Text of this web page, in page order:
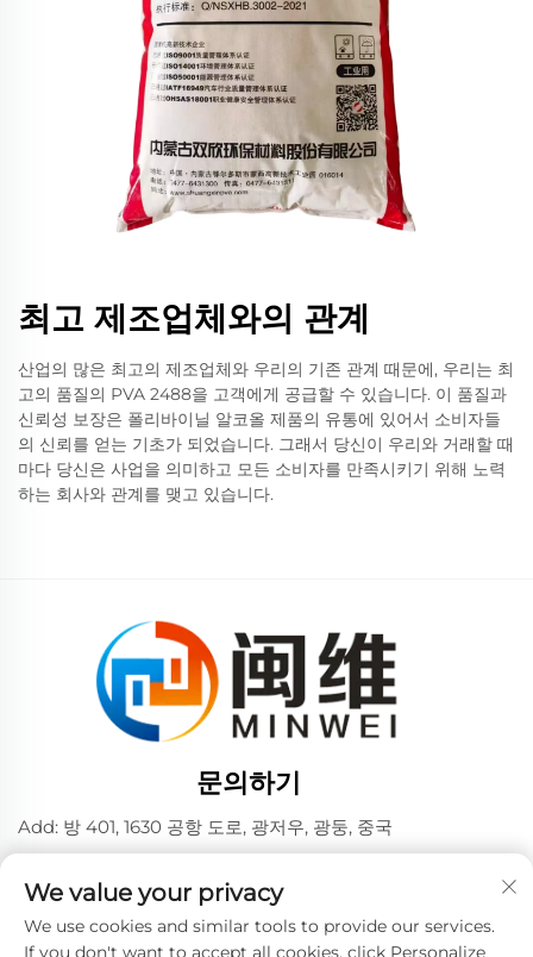
최고 제조업체와의 관계
산업의 많은 최고의 제조업체와 우리의 기존 관계 때문에, 우리는 최
고의 품질의 PVA 2488을 고객에게 공급할 수 있습니다. 이 품질과
신뢰성 보장은 폴리바이닐 알코올 제품의 유통에 있어서 소비자들
의 신뢰를 얻는 기초가 되었습니다. 그래서 당신이 우리와 거래할 때
마다 당신은 사업을 의미하고 모든 소비자를 만족시키기 위해 노력
하는 회사와 관계를 맺고 있습니다.
문의하기
Add: 방 401, 1630 공항 도로, 광저우, 광둥, 중국
전화/Wechat/WhatsAPP:
+86 15180199394 +86 18475997413
We value your privacy
We use cookies and similar tools to provide our services.
If you don't want to accept all cookies, click Personalize